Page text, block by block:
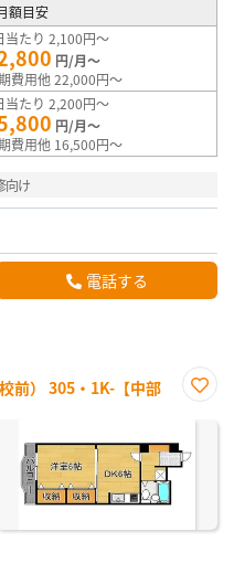
額目安
当たり 2,100円～
円/月～
費用他 22,000円～
当たり 2,200円～
円/月～
費用他 16,500円～
向け
電話する
前） 305・1K-【中部
に入
録